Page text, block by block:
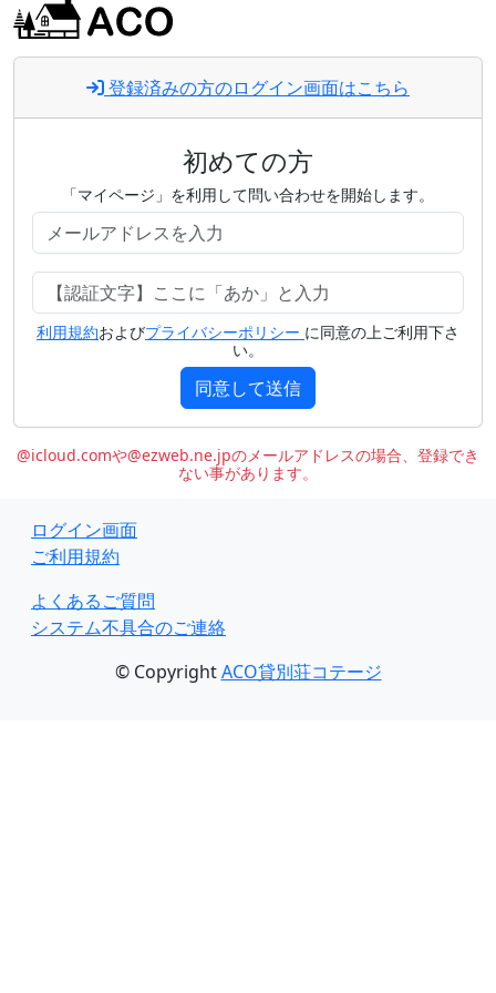
登録済みの方のログイン画面はこちら
初めての方
「マイページ」を利用して問い合わせを開始します。
利用規約およびプライバシーポリシー に同意の上ご利用下さ
い。
同意して送信
@icloud.comや@ezweb.ne.jpのメールアドレスの場合、登録でき
ない事があります。
ログイン画面
ご利用規約
よくあるご質問
システム不具合のご連絡
© CopyrightACO貸別荘コテージ